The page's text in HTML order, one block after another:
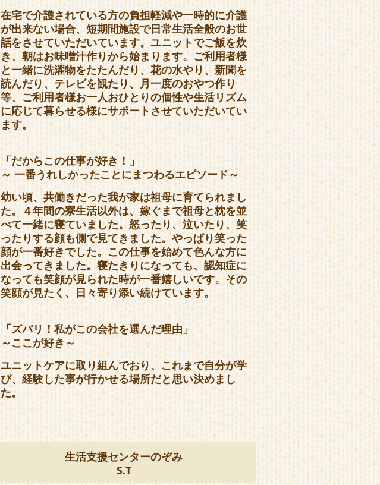
在宅で介護されている方の負担軽減や一時的に介護
が出来ない場合、短期間施設で日常生活全般のお世
話をさせていただいています。ユニットでご飯を炊
き、朝はお味噌汁作りから始まります。ご利用者様
と一緒に洗濯物をたたんだり、花の水やり、新聞を
読んだり、テレビを観たり、月一度のおやつ作り
等、ご利用者様お一人おひとりの個性や生活リズム
に応じて暮らせる様にサポートさせていただいてい
ます。
「だからこの仕事が好き！」
～ 一番うれしかったことにまつわるエピソード～
幼い頃、共働きだった我が家は祖母に育てられまし
た。４年間の寮生活以外は、嫁ぐまで祖母と枕を並
べて一緒に寝ていました。怒ったり、泣いたり、笑
ったりする顔も側で見てきました。やっぱり笑った
顔が一番好きでした。この仕事を始めて色んな方に
出会ってきました。寝たきりになっても、認知症に
なっても笑顔が見られた時が一番嬉しいです。その
笑顔が見たく、日々寄り添い続けています。
「ズバリ！私がこの会社を選んだ理由」
～ここが好き～
ユニットケアに取り組んでおり、これまで自分が学
び、経験した事が行かせる場所だと思い決めまし
た。
生活支援センターのぞみ
S.T